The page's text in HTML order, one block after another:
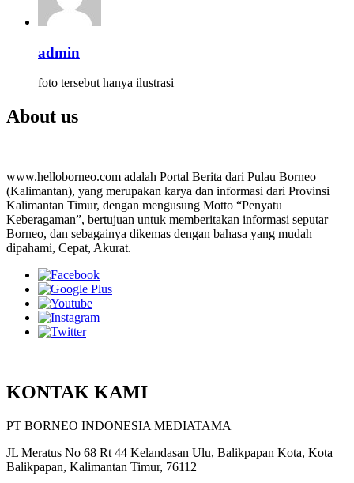
admin
foto tersebut hanya ilustrasi
About us
www.helloborneo.com adalah Portal Berita dari Pulau Borneo
(Kalimantan), yang merupakan karya dan informasi dari Provinsi
Kalimantan Timur, dengan mengusung Motto “Penyatu
Keberagaman”, bertujuan untuk memberitakan informasi seputar
Borneo, dan sebagainya dikemas dengan bahasa yang mudah
dipahami, Cepat, Akurat.
KONTAK KAMI
PT BORNEO INDONESIA MEDIATAMA
JL Meratus No 68 Rt 44 Kelandasan Ulu, Balikpapan Kota, Kota
Balikpapan, Kalimantan Timur, 76112